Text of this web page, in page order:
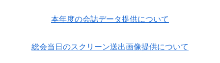
本年度の会誌データ提供について
総会当日のスクリーン送出画像提供について